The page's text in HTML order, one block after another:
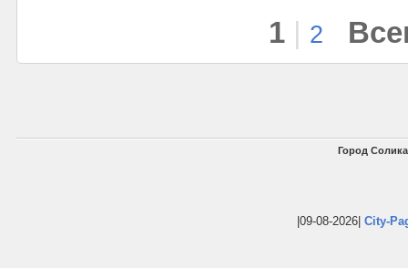
1 2
Город
|09-08-2026| City-